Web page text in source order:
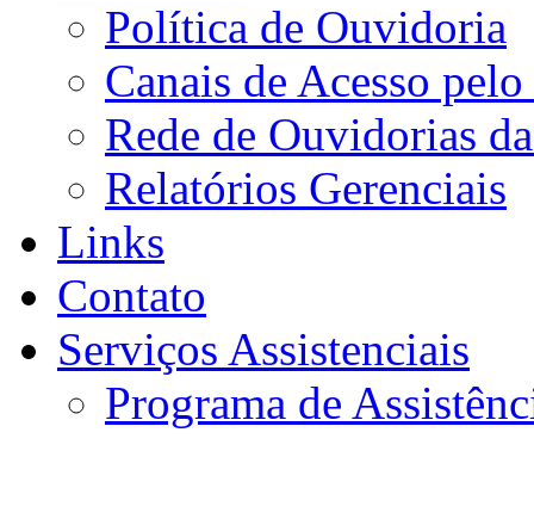
Política de Ouvidoria
Canais de Acesso
Rede de Ouvidorias
Relatórios Gerenciais
Links
Contato
Serviços Assistenciais
Programa de